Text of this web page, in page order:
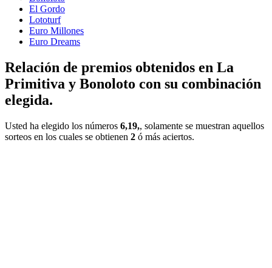
El Gordo
Lototurf
Euro Millones
Euro Dreams
Relación de premios obtenidos en La
Primitiva y Bonoloto con su combinación
elegida.
Usted ha elegido los números 6,19,, solamente se muestran aquellos
sorteos en los cuales se obtienen 2 ó más aciertos.